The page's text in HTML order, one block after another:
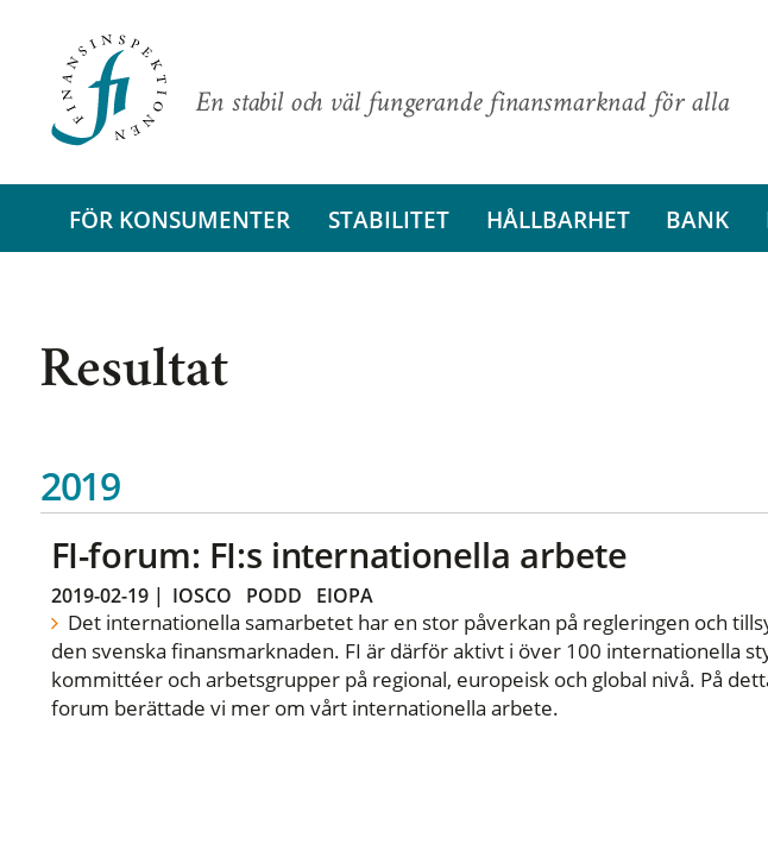
En stabil och väl fungerande finansmarknad för alla
FÖR KONSUMENTER STABILITET HÅLLBARHET BANK
Resultat
2019
FI-forum: FI:s internationella arbete
2019-02-19| IOSCO PODD EIOPA
Det internationella samarbetet har en stor påverkan på regleringen och
den svenska finansmarknaden. FI är därför aktivt i över 100 internationella
kommittéer och arbetsgrupper på regional, europeisk och global nivå. På
forum berättade vi mer om vårt internationella arbete.